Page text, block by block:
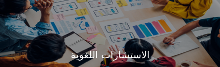
الاستشارات اللغوية